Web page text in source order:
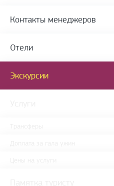
Контакты менеджеров
Отели
Экскурсии